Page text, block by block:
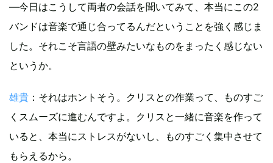
―今日はこうして両者の会話を聞いてみて、本当にこの2
バンドは音楽で通じ合ってるんだということを強く感じま
した。それこそ言語の壁みたいなものをまったく感じない
というか。
雄貴 ：それはホントそう。クリスとの作業って、ものすご
くスムーズに進むんですよ。クリスと一緒に音楽を作って
いると、本当にストレスがないし、ものすごく集中させて
もらえるから。